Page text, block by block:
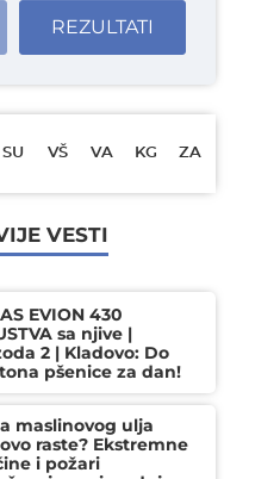
REZULTATI
SU VŠ VA KG ZA
VESTI
EVION 430
sa njive |
2 | Kladovo: Do
pšenice za dan!
maslinovog ulja
raste? Ekstremne
i požari